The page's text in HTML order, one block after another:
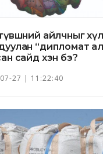
айлчныг
“дипломат
сайд хэн бэ?
27 | 11:22:40